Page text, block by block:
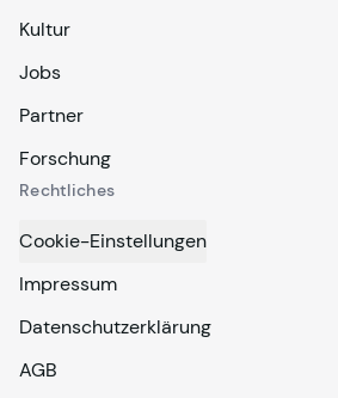
Kultur
Jobs
Partner
Forschung
Rechtliches
Cookie-Einstellungen
Impressum
Datenschutzerklärung
AGB